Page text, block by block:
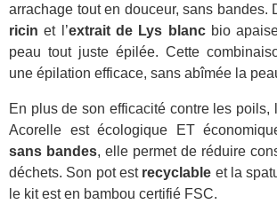
arrachage tout en douceur, sans bandes.
ricin et l’extrait de Lys blancbio
peau tout juste épilée. Cette
une épilation efficace, sans abîmée la
En plus de son efficacité contre les
Acorelle est écologique ET
sans bandes, elle permet de réduire
déchets. Son pot est recyclable et la
le kit est en bambou certifié FSC.